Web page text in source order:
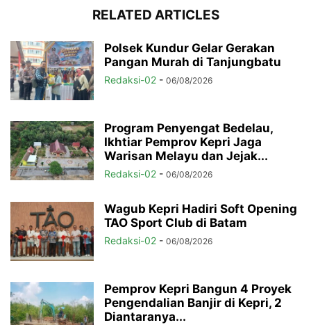
RELATED ARTICLES
Polsek Kundur Gelar Gerakan
Pangan Murah di Tanjungbatu
Redaksi-02 - 06/08/2026
Program Penyengat Bedelau,
Ikhtiar Pemprov Kepri Jaga
Warisan Melayu dan Jejak...
Redaksi-02 - 06/08/2026
Wagub Kepri Hadiri Soft Opening
TAO Sport Club di Batam
Redaksi-02 - 06/08/2026
Pemprov Kepri Bangun 4 Proyek
Pengendalian Banjir di Kepri, 2
Diantaranya...